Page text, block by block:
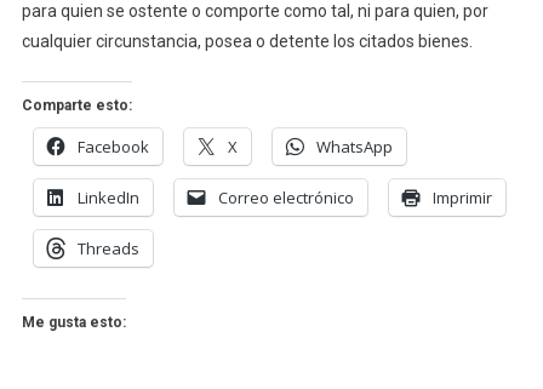
para quien se ostente o comporte como tal, ni para quien, por
cualquier circunstancia, posea o detente los citados bienes.
Comparte esto:
Facebook X WhatsApp
LinkedIn Correo electrónico Imprimir
Threads
Me gusta esto: